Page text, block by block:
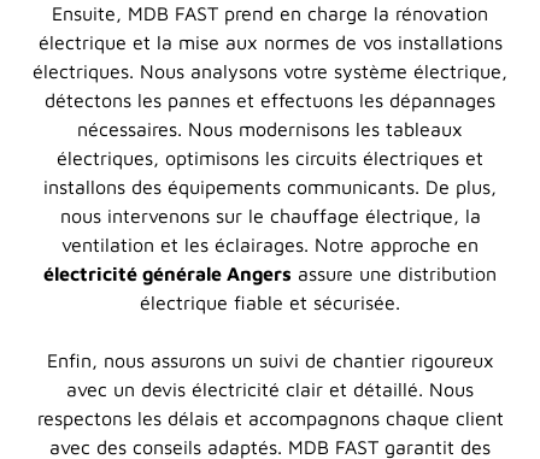
Ensuite, MDB FAST prend en charge la rénovation
électrique et la mise aux normes de vos installations
électriques. Nous analysons votre système électrique,
détectons les pannes et effectuons les dépannages
nécessaires. Nous modernisons les tableaux
électriques, optimisons les circuits électriques et
installons des équipements communicants. De plus,
nous intervenons sur le chauffage électrique, la
ventilation et les éclairages. Notre approche en
électricité générale Angers assure une distribution
électrique fiable et sécurisée.
Enfin, nous assurons un suivi de chantier rigoureux
avec un devis électricité clair et détaillé. Nous
respectons les délais et accompagnons chaque client
avec des conseils adaptés. MDB FAST garantit des